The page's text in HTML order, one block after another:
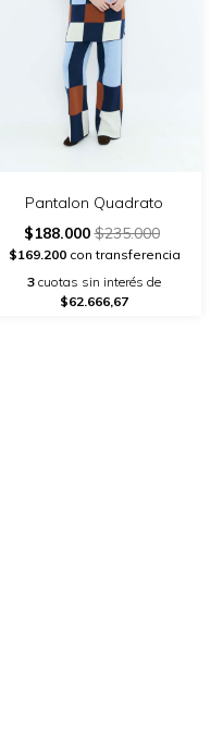
Pantalon Quadrato
$188.000$235.000
$169.200con transferencia
3 cuotas sin interés de
$62.666,67